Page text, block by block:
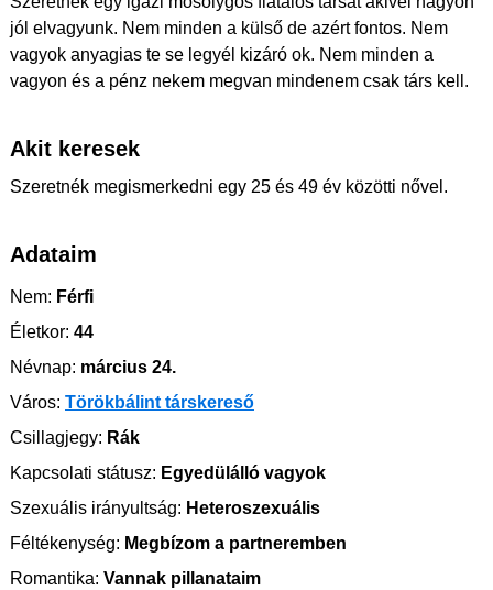
jól elvagyunk. Nem minden a külső de azért fontos. Nem
vagyok anyagias te se legyél kizáró ok. Nem minden a
vagyon és a pénz nekem megvan mindenem csak társ kell.
Akit keresek
Szeretnék megismerkedni egy 25 és 49 év közötti nővel.
Adataim
Nem: Férfi
Életkor: 44
Névnap: március 24.
Város: Törökbálint társkereső
Csillagjegy: Rák
Kapcsolati státusz: Egyedülálló vagyok
Szexuális irányultság: Heteroszexuális
Féltékenység: Megbízom a partneremben
Romantika: Vannak pillanataim